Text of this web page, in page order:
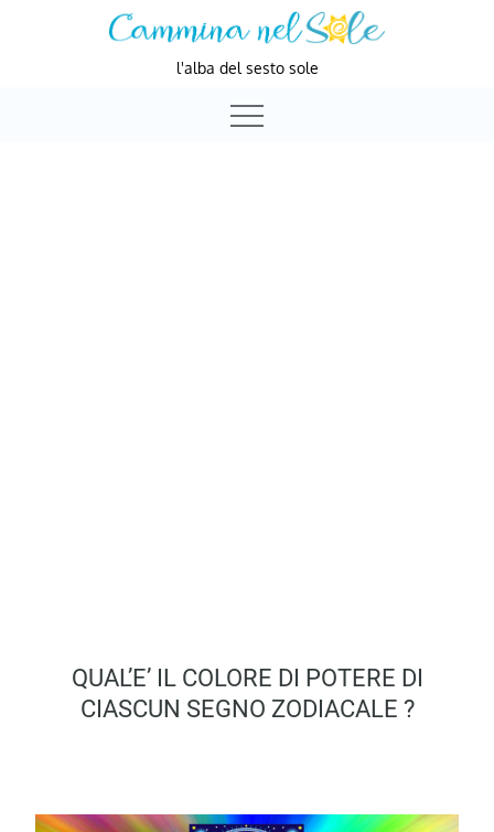
l'alba del sesto sole
QUAL’E’ IL COLORE DI POTERE DI
CIASCUN SEGNO ZODIACALE ?